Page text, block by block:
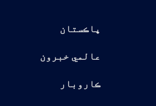
پاڪستان
عالمي خبرون
ڪاروبار